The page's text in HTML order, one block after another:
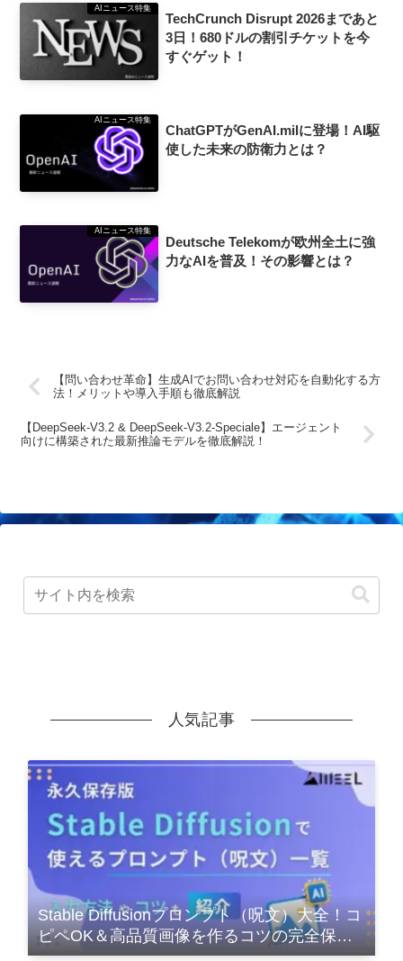
AIニュース特集
TechCrunch Disrupt 2026まであと
3日！680ドルの割引チケットを今
すぐゲット！
AIニュース特集
ChatGPTがGenAI.milに登場！AI駆
使した未来の防衛力とは？
AIニュース特集
Deutsche Telekomが欧州全土に強
力なAIを普及！その影響とは？
【問い合わせ革命】生成AIでお問い合わせ対応を自動化する方
法！メリットや導入手順も徹底解説
【DeepSeek-V3.2 & DeepSeek-V3.2-Speciale】エージェント
向けに構築された最新推論モデルを徹底解説！
人気記事
Stable Diffusionプロンプト（呪文）大全！コ
ピペOK＆高品質画像を作るコツの完全保存
版